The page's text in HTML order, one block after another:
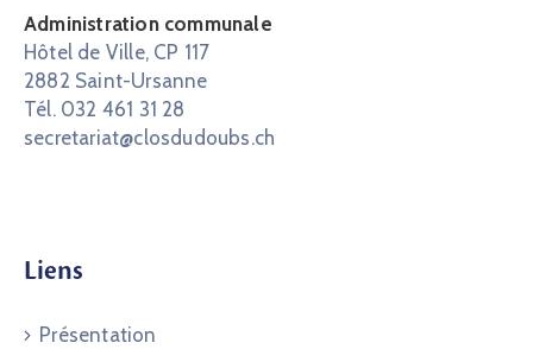
Administration communale
Hôtel de Ville, CP 117
2882 Saint-Ursanne
Tél. 032 461 31 28
secretariat@closdudoubs.ch
Liens
Présentation